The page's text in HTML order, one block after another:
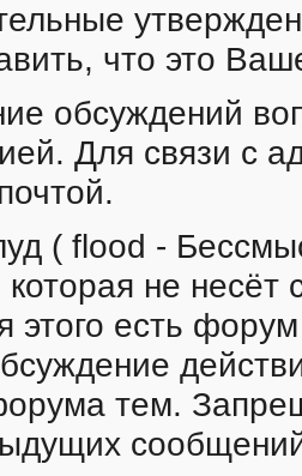
что это
обсyждений
Для связи с
( flood -
не несёт
этого есть
тем.